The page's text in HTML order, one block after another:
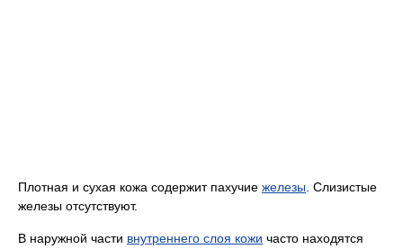
Плотная и сухая кожа содержит пахучие железы. Слизистые
железы отсутствуют.
В наружной части внутреннего слоя кожи часто находятся